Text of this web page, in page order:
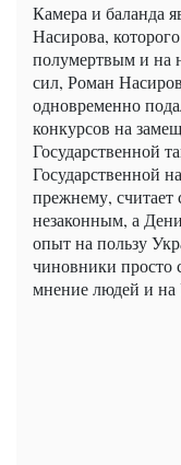
Камера и баланда
Насирова,
полумертвым и на
сил, Роман
одновременно
конкурсов на
Государственной
Государственной
прежнему, считает
незаконным, а
опыт на пользу
чиновники просто
мнение людей и